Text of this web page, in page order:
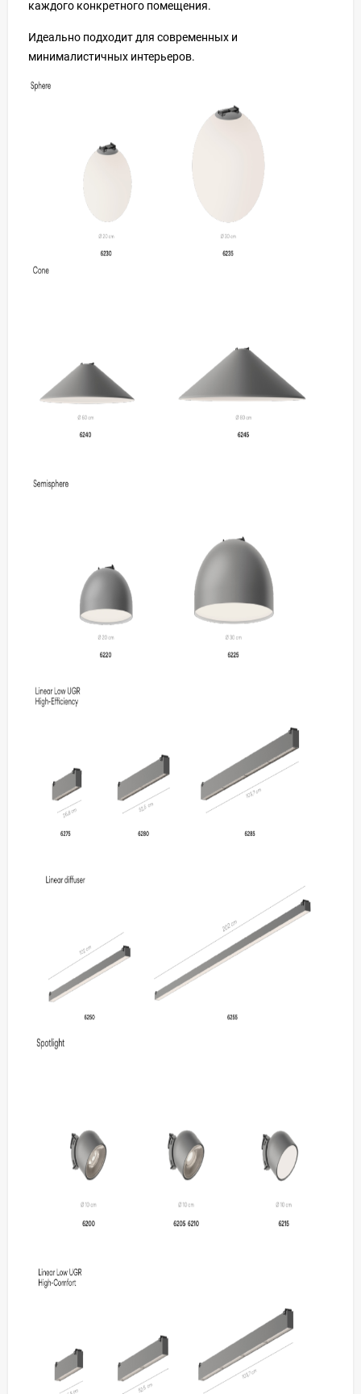
каждого конкретного помещения.
Идеально подходит для современных и
минималистичных интерьеров.